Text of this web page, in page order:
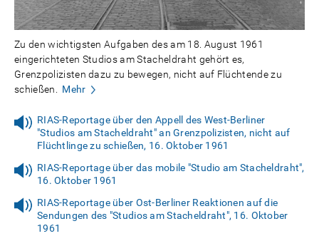
Zu den wichtigsten Aufgaben des am 18. August 1961
eingerichteten Studios am Stacheldraht gehört es,
Grenzpolizisten dazu zu bewegen, nicht auf Flüchtende zu
schießen.
Mehr
RIAS-Reportage über den Appell des West-Berliner
"Studios am Stacheldraht" an Grenzpolizisten, nicht auf
Flüchtlinge zu schießen, 16. Oktober 1961
RIAS-Reportage über das mobile "Studio am Stacheldraht",
16. Oktober 1961
RIAS-Reportage über Ost-Berliner Reaktionen auf die
Sendungen des "Studios am Stacheldraht", 16. Oktober
1961